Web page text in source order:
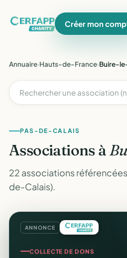
Créer mon
Annuaire›Hauts-de-France›Buire-
PAS-DE-CALAIS
Associations à
22 associations
de-Calais).
ANNONCE
COLLECTE DE DONS